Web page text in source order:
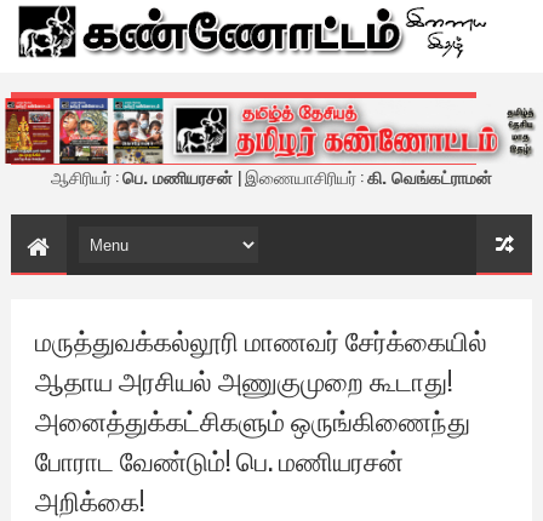
கண்ணோட்டம் - இணைய இதழ்
ஆசிரியர் :பெ. மணியரசன் | இணையாசிரியர் :கி. வெங்கட்ராமன்
மருத்துவக்கல்லூரி மாணவர் சேர்க்கையில்
ஆதாய அரசியல் அணுகுமுறை கூடாது!
அனைத்துக்கட்சிகளும் ஒருங்கிணைந்து
போராட வேண்டும்! பெ. மணியரசன்
அறிக்கை!